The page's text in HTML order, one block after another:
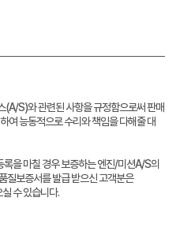
(A/S)와 관련된 사항을 규정함으로써 판매
여 능동적으로 수리와 책임을 다해줄 대
을 마칠 경우 보증하는 엔진/미션A/S의
질보증서를 발급 받으신 고객분은
수 있습니다.